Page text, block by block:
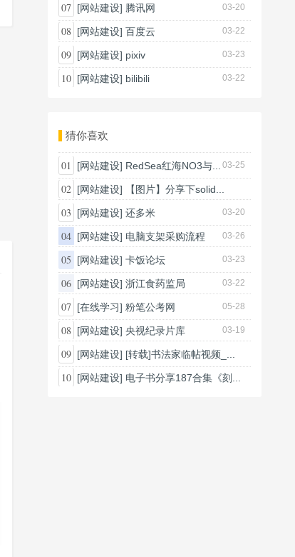
07 [网站建设] 腾讯网 03-20
08 [网站建设] 百度云 03-22
09 [网站建设] pixiv 03-23
10 [网站建设] bilibili 03-22
猜你喜欢
01 [网站建设] RedSea红海NO3与... 03-25
02 [网站建设] 【图片】分享下solid...
03-25
03 [网站建设] 还多米 03-20
04 [网站建设] 电脑支架采购流程 03-26
05 [网站建设] 卡饭论坛 03-23
06 [网站建设] 浙江食药监局 03-22
07 [在线学习] 粉笔公考网 05-28
08 [网站建设] 央视纪录片库 03-19
09 [网站建设] [转载]书法家临帖视频_...
03-25
10 [网站建设] 电子书分享187合集《刻...